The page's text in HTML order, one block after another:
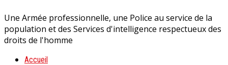
Une Armée professionnelle, une Police au service de la
population et des Services d'intelligence respectueux des
droits de l'homme
Accueil